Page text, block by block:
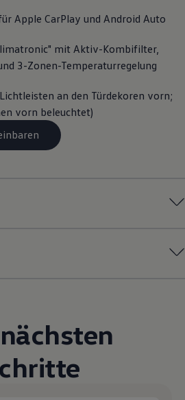
Reifen
Service
Teile
Pflege
und Elektronik
Ladekabel
R
Apple CarPlay und Android Auto
mit Aktiv-Kombifilter,
3-Zonen-Temperaturregelung
an den Türdekoren vorn;
vorn beleuchtet)
nächsten